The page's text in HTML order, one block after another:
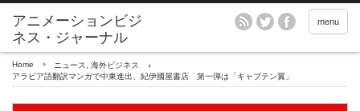
アニメーションビジ
ネス・ジャーナル
menu
Home ニュース
海外ビジネス
アラビア語翻訳マンガで中東進出、紀伊國屋書店 第一弾は「キャプテン翼」